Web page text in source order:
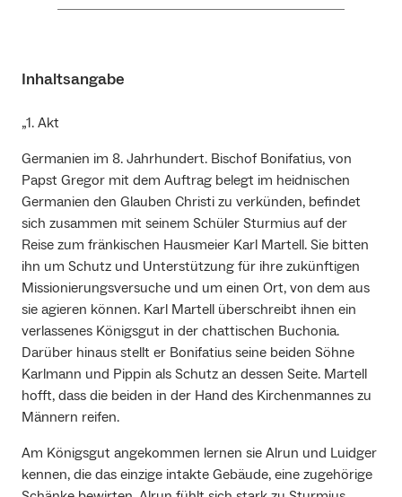
Inhaltsangabe
„1. Akt
Germanien im 8. Jahrhundert. Bischof Bonifatius, von
Papst Gregor mit dem Auftrag belegt im heidnischen
Germanien den Glauben Christi zu verkünden, befindet
sich zusammen mit seinem Schüler Sturmius auf der
Reise zum fränkischen Hausmeier Karl Martell. Sie bitten
ihn um Schutz und Unterstützung für ihre zukünftigen
Missionierungsversuche und um einen Ort, von dem aus
sie agieren können. Karl Martell überschreibt ihnen ein
verlassenes Königsgut in der chattischen Buchonia.
Darüber hinaus stellt er Bonifatius seine beiden Söhne
Karlmann und Pippin als Schutz an dessen Seite. Martell
hofft, dass die beiden in der Hand des Kirchenmannes zu
Männern reifen.
Am Königsgut angekommen lernen sie Alrun und Luidger
kennen, die das einzige intakte Gebäude, eine zugehörige